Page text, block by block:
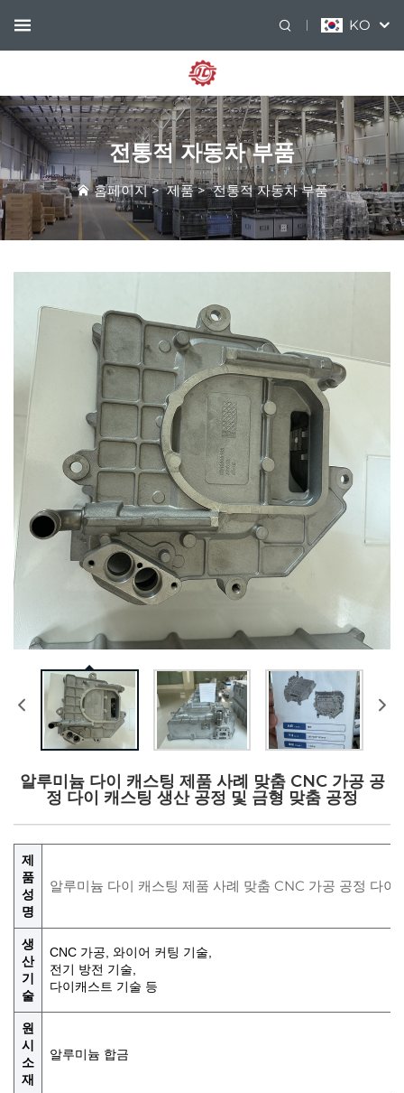
KO
전통적 자동차 부품
홈페이지>제품>전통적 자동차 부품
알루미늄 다이 캐스팅 제품 사례 맞춤 CNC 가공 공
정 다이 캐스팅 생산 공정 및 금형 맞춤 공정
제
품
성
명
알루미늄 다이 캐스팅 제품 사례 맞춤 CNC 가공 공정 다
생
산
기
술
CNC 가공, 와이어 커팅 기술,
전기 방전 기술,
다이캐스트 기술 등
원
시
소
재
알루미늄 합금